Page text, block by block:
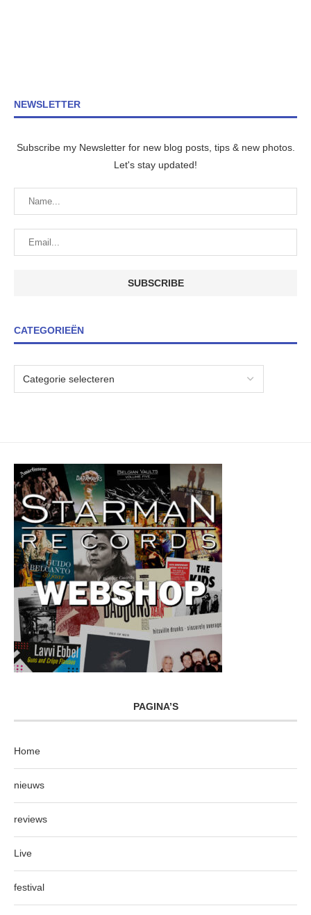
NEWSLETTER
Subscribe my Newsletter for new blog posts, tips & new photos.
Let's stay updated!
CATEGORIEËN
PAGINA’S
Home
nieuws
reviews
Live
festival